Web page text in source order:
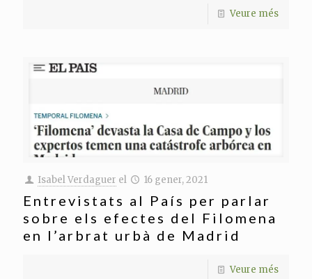
Veure més
Isabel Verdaguer el 16 gener, 2021
Entrevistats al País per parlar
sobre els efectes del Filomena
en l’arbrat urbà de Madrid
Veure més